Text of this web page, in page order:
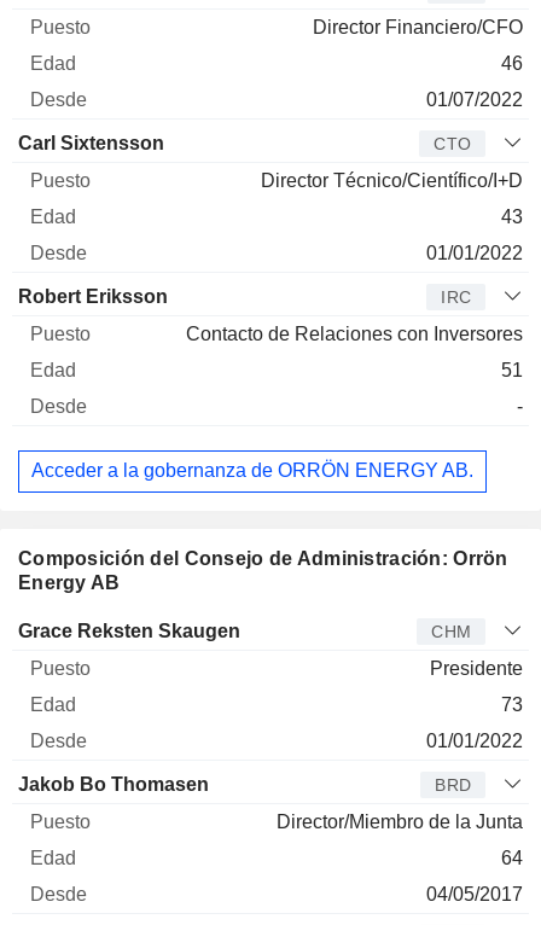
Director Financiero/CFO
46
01/07/2022
Carl Sixtensson CTO
Director Técnico/Científico/I+D
43
01/01/2022
Robert Eriksson IRC
Contacto de Relaciones con Inversores
51
-
Acceder a la gobernanza de ORRÖN ENERGY AB.
Composición del Consejo de Administración: Orrön
Energy AB
Administrador Puesto Edad
Grace Reksten Skaugen CHM
Presidente
73
01/01/2022
Jakob Bo Thomasen BRD
Director/Miembro de la Junta
64
04/05/2017